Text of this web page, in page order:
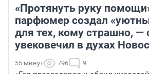
«Протянуть руку
парфюмер создал
для тех, кому страшно, —
увековечил в духах
55 минут 796 9